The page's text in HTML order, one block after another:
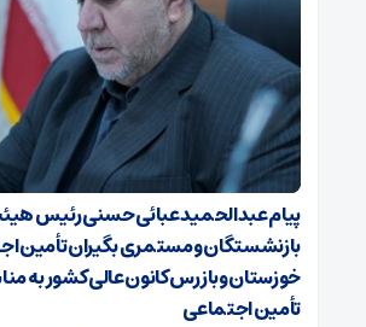
پیام عبدالحمید عبائی حسنی رئیس
بازنشستگان ومستمری بگیران تأمین
خوزستان وبازرس کانون عالی کشور به
تأمین اجتماعی